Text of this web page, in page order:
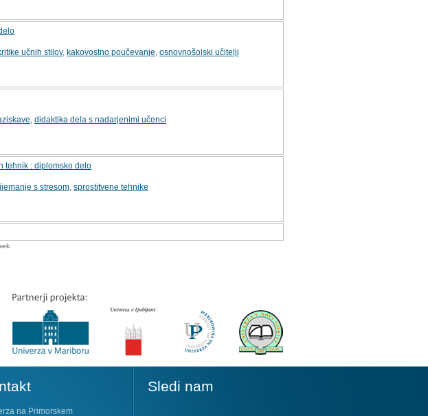
učnih stilov, kakovostno poučevanje osnovnošolski učitelji
didaktika dela s nadarjenimi učenci
tehnik : diplomsko delo
s stresom sprostitvene tehnike
na Primorskem
Sledi nam